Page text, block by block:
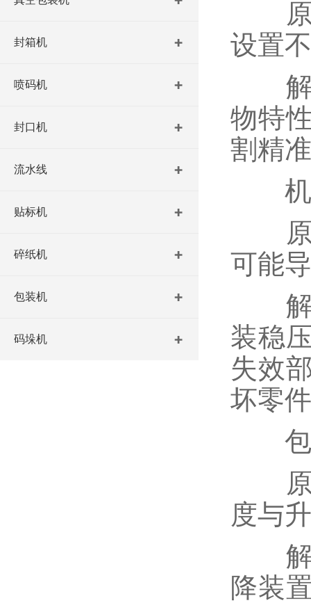
封箱机
喷码机
封口机
流水线
贴标机
碎纸机
包装机
码垛机
原
设置
解
物特
割精
机
原
可能
解
装稳
失效
坏零
包
原
度与
解
降装